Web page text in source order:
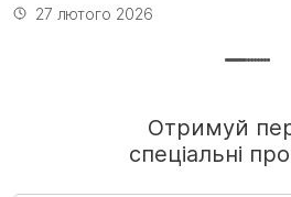
27 лютого 2026
Отримуй
спеціальні